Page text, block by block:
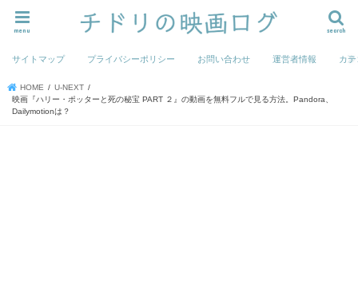
search
menu
サイトマップ プライバシーポリシー お問い合わせ 運営者情報 カ
HOME
U-NEXT
映画『ハリー・ポッターと死の秘宝 PART ２』の動画を無料フルで見る方法。Pandora、
Dailymotionは？